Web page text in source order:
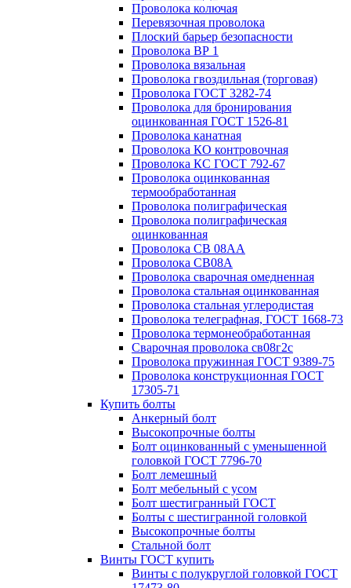
Проволока колючая
Перевязочная проволока
Плоский барьер безопасности
Проволока ВР 1
Проволока вязальная
Проволока гвоздильная (торговая)
Проволока ГОСТ 3282-74
Проволока для бронирования
оцинкованная ГОСТ 1526-81
Проволока канатная
Проволока КО контровочная
Проволока КС ГОСТ 792-67
Проволока оцинкованная
термообработанная
Проволока полиграфическая
Проволока полиграфическая
оцинкованная
Проволока СВ 08АА
Проволока СВ08А
Проволока сварочная омедненная
Проволока стальная оцинкованная
Проволока стальная углеродистая
Проволока телеграфная, ГОСТ 1668-73
Проволока термонеобработанная
Сварочная проволока св08г2с
Проволока пружинная ГОСТ 9389-75
Проволока конструкционная ГОСТ
17305-71
Купить болты
Анкерный болт
Высокопрочные болты
Болт оцинкованный с уменьшенной
головкой ГОСТ 7796-70
Болт лемешный
Болт мебельный с усом
Болт шестигранный ГОСТ
Болты с шестигранной головкой
Высокопрочные болты
Стальной болт
Винты ГОСТ купить
Винты с полукруглой головкой ГОСТ